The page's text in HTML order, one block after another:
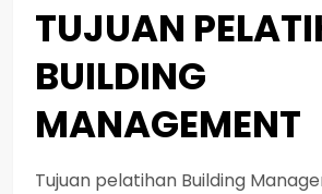
TUJUAN
BUILDING
MANAGEMENT
Tujuan pelatihan Building